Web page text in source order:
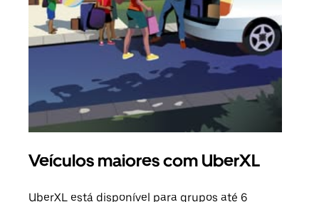
Veículos maiores com UberXL
UberXL está disponível para grupos até 6